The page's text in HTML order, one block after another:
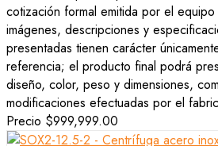
cotización formal emitida por el
imágenes, descripciones y
presentadas tienen carácter
referencia; el producto final podrá
diseño, color, peso y dimensiones,
modificaciones efectuadas por el
Precio $999,999.00